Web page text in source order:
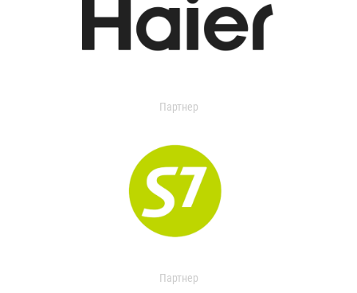
Партнер
Партнер